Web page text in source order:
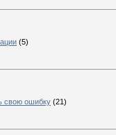
(5)
свою ошибку (21)